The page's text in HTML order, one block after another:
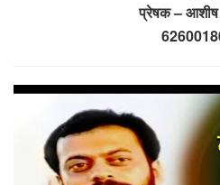
प्रेषक – आशीष